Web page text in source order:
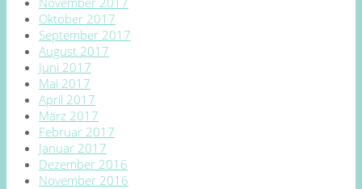
Oktober 2017
September 2017
August 2017
Juni 2017
Mai 2017
April 2017
März 2017
Februar 2017
Januar 2017
Dezember 2016
November 2016